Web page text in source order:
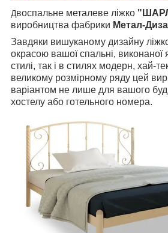
Двоспальне металеве ліжко
виробництва фабрики Метал-
Завдяки вишуканому дизайну
окрасою вашої спальні, виконаної
стилі, так і в стилях модерн, хай-
великому розмірному ряду цей
варіантом не лише для вашого
хостелу або готельного номера.